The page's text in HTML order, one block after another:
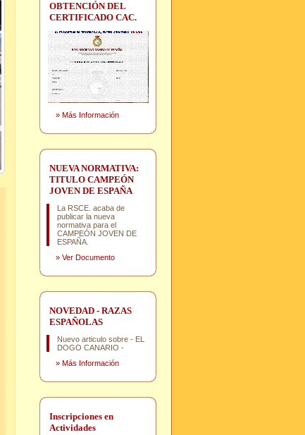
OBTENCIÓN DEL
CERTIFICADO CAC.
» Más Información
NUEVA NORMATIVA:
TITULO CAMPEÓN
JOVEN DE ESPAÑA
La RSCE. acaba de
publicar la nueva
normativa para el
CAMPEÓN JOVEN DE
ESPAÑA.
» Ver Documento
NOVEDAD - RAZAS
ESPAÑOLAS
Nuevo articulo sobre - EL
DOGO CANARIO -
» Más Información
Inscripciones en
Actividades